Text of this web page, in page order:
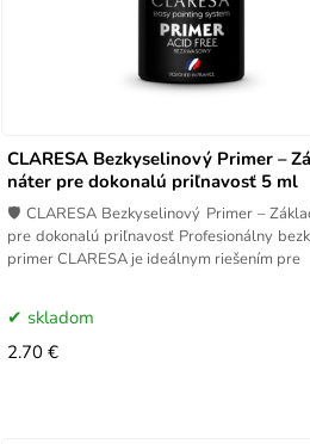
CLARESA Bezkyselinový Primer –
náter pre dokonalú priľnavosť 5 ml
🛡️ CLARESA Bezkyselinový Primer –
pre dokonalú priľnavosť Profesionálny
primer CLARESA je ideálnym riešením pre
skladom
2.70 €